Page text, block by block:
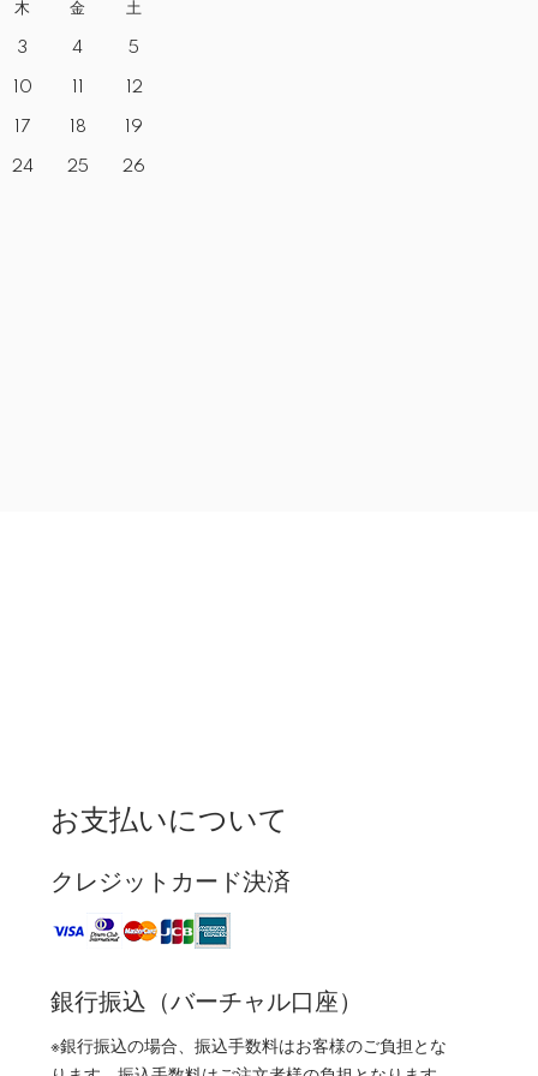
木 金 土
3 4 5
10 12
17 18 19
24 25 26
お支払いについて
クレジットカード決済
銀行振込（バーチャル口座）
※銀行振込の場合、振込手数料はお客様のご負担とな